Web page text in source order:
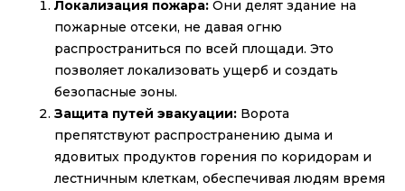
Локализация пожара: Они делят здание на
пожарные отсеки, не давая огню
распространиться по всей площади. Это
позволяет локализовать ущерб и создать
безопасные зоны.
Защита путей эвакуации: Ворота
препятствуют распространению дыма и
ядовитых продуктов горения по коридорам и
лестничным клеткам, обеспечивая людям время